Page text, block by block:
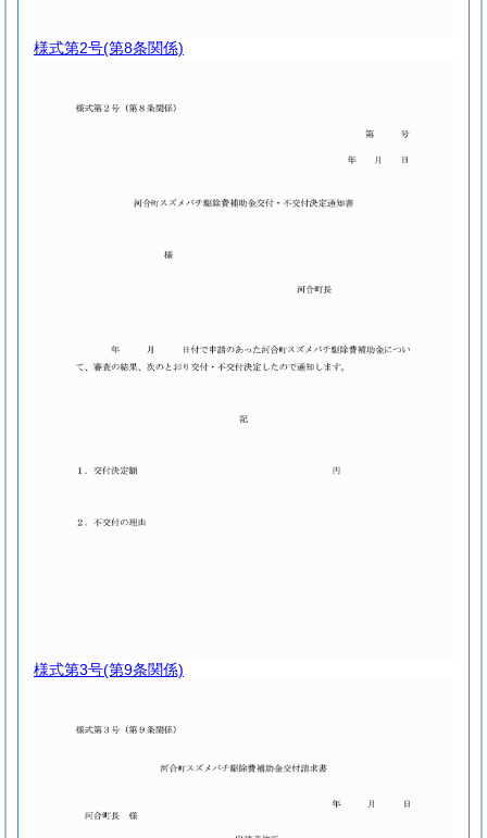
様式第2号(第8条関係)
様式第3号(第9条関係)